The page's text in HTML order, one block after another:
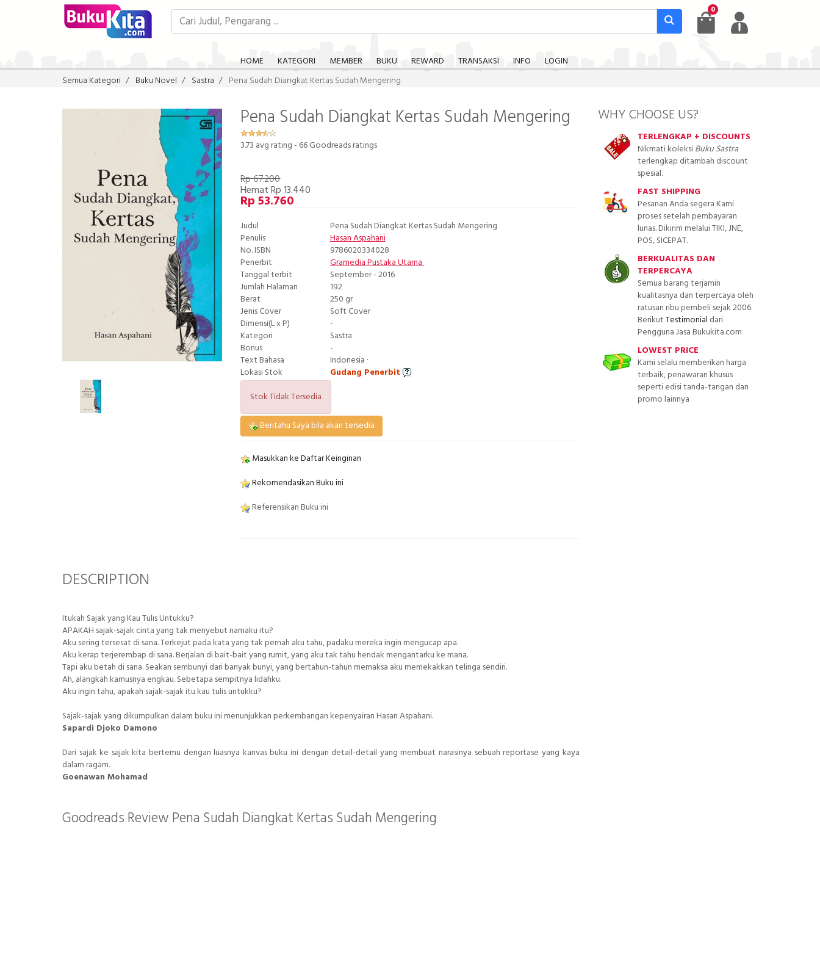
0
HOME KATEGORI MEMBER BUKU REWARD TRANSAKSI INFO
LOGIN
Semua Kategori
Buku Novel Sastra Pena Sudah Diangkat Kertas Sudah Mengering
Pena Sudah Diangkat Kertas Sudah Mengering
3.73 avg rating - 66Goodreads ratings
Rp 67.200
Hemat Rp 13.440
Rp 53.760
Judul
Pena Sudah Diangkat Kertas Sudah Mengering
Penulis
Hasan Aspahani
No. ISBN
9786020334028
Penerbit
Gramedia Pustaka Utama
Tanggal terbit
September - 2016
Jumlah Halaman
192
Berat
250 gr
Jenis Cover
Soft Cover
Dimensi(L x P)
-
Kategori
Sastra
Bonus
-
Text Bahasa
Indonesia ·
Lokasi Stok
Gudang Penerbit
Stok Tidak Tersedia
Beritahu Saya bila akan tersedia
Masukkan ke Daftar Keinginan
Rekomendasikan Buku ini
Referensikan Buku ini
DESCRIPTION
Itukah Sajak yang Kau Tulis Untukku?
APAKAH sajak-sajak cinta yang tak menyebut namaku itu?
Aku sering tersesat di sana. Terkejut pada kata yang tak pernah aku tahu, padaku mereka ingin mengucap apa.
Aku kerap terjerembap di sana. Berjalan di bait-bait yang rumit, yang aku tak tahu hendak mengantarku ke mana.
Tapi aku betah di sana. Seakan sembunyi dari banyak bunyi, yang bertahun-tahun memaksa aku memekakkan telinga sendiri.
Ah, alangkah kamusnya engkau. Sebetapa sempitnya lidahku.
Aku ingin tahu, apakah sajak-sajak itu kau tulis untukku?
Sajak-sajak yang dikumpulkan dalam buku ini menunjukkan perkembangan kepenyairan Hasan Aspahani.
Sapardi Djoko Damono
Dari sajak ke sajak kita bertemu dengan luasnya kanvas buku ini dengan detail-detail yang membuat narasinya sebuah reportase yang kaya
dalam ragam.
Goenawan Mohamad
Goodreads Review Pena Sudah Diangkat Kertas Sudah Mengering
WHY CHOOSE US?
TERLENGKAP + DISCOUNTS
Nikmati koleksiBuku Sastra
terlengkap ditambah discount
spesial.
FAST SHIPPING
Pesanan Anda segera Kami
proses setelah pembayaran
lunas. Dikirim melalui TIKI, JNE,
POS, SICEPAT.
BERKUALITAS DAN
TERPERCAYA
Semua barang terjamin
kualitasnya dan terpercaya oleh
ratusan ribu pembeli sejak 2006.
BerikutTestimonial dari
Pengguna Jasa Bukukita.com
LOWEST PRICE
Kami selalu memberikan harga
terbaik, penawaran khusus
seperti edisi tanda-tangan dan
promo lainnya